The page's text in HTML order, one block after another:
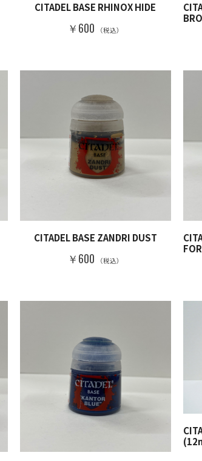
CITADEL BASE RHINOX HIDE
￥600 （税込）
CITADEL BASE ZANDRI DUST
￥600 （税込）